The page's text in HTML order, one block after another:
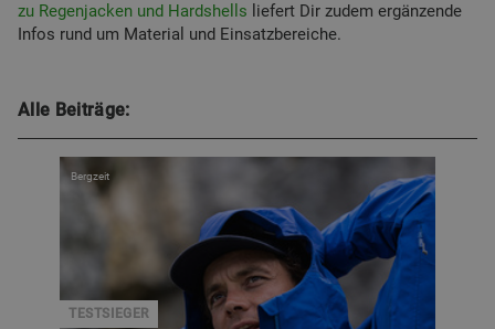
zu Regenjacken und Hardshells liefert Dir zudem ergänzende
Infos rund um Material und Einsatzbereiche.
Alle Beiträge:
TESTSIEGER
Bergzeit